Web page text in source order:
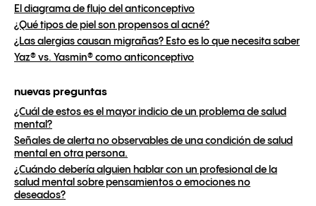
El diagrama de flujo del anticonceptivo
¿Qué tipos de piel son propensos al acné?
¿Las alergias causan migrañas? Esto es lo que necesita saber
Yaz® vs. Yasmin® como anticonceptivo
nuevas preguntas
¿Cuál de estos es el mayor indicio de un problema de salud
mental?
Señales de alerta no observables de una condición de salud
mental en otra persona.
¿Cuándo debería alguien hablar con un profesional de la
salud mental sobre pensamientos o emociones no
deseados?